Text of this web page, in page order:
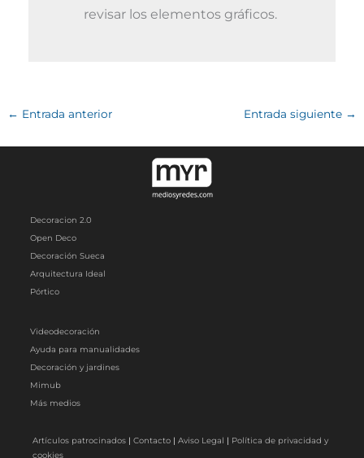
revisar los elementos gráficos.
← Entrada anterior Entrada siguiente →
Decoracion 2.0
Open Deco
Decoración Sueca
Arquitectura Ideal
Pórtico
Videodecoración
Ayuda para manualidades
Decoración y jardines
Mimub
Más medios
Artículos patrocinados |Contacto |Aviso Legal | Política de privacidad y
cookies